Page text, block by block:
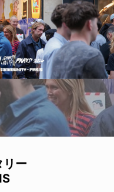
リー